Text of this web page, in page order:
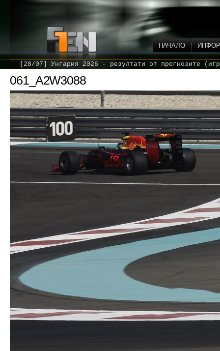
НАЧАЛО
[28/07] Унгария 2026 - резултати от прогнозите
061_A2W3088